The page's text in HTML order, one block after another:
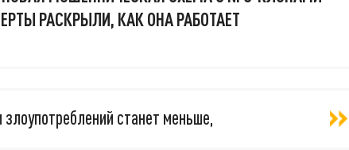
РАСКРЫЛИ, КАК ОНА РАБОТАЕТ
станет меньше,